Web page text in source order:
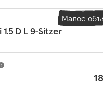
(ESP),
Малое
D L 9-Sitzer